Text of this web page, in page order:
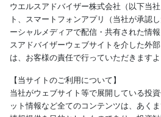
ウエルスアドバイザー株式会社（以下当
ト、スマートフォンアプリ（当社が承認
ーシャルメディアで配信・共有された情
スアドバイザーウェブサイトを介した外
は、お客様の責任で行っていただきますよ
【当サイトのご利用について】
当社がウェブサイト等で展開している投
ット情報など全てのコンテンツは、あく